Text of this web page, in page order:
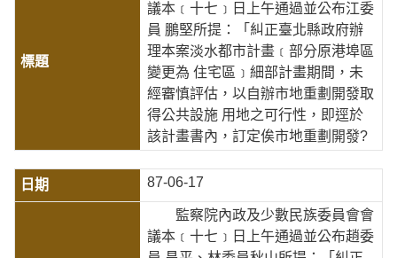
議本﹝十七﹞日上午通過並公布江委
員 鵬堅所提：「糾正臺北縣政府辦
理本案淡水都市計畫﹝部分原港埠區
變更為 住宅區﹞細部計畫期間，未
經審慎評估，以自辦市地重劃開發取
得公共設施 用地之可行性，即逕於
該計畫書內，訂定俟市地重劃開發?
87-06-17
監察院內政及少數民族委員會會
議本﹝十七﹞日上午通過並公布趙委